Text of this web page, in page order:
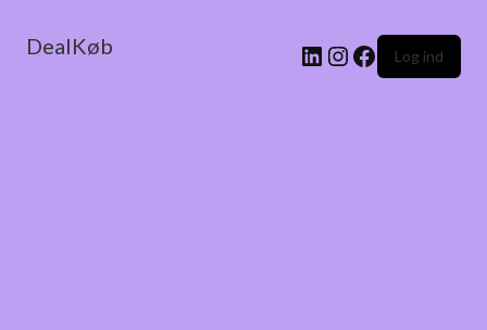
DealKøb Log ind